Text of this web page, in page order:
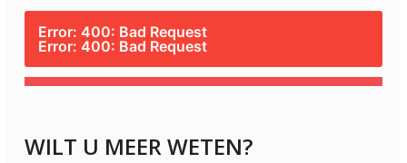
Error: 400: Bad Request
Error: 400: Bad Request
WILT U MEER WETEN?